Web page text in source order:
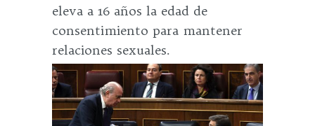
eleva a 16 años la edad de
consentimiento para mantener
relaciones sexuales.